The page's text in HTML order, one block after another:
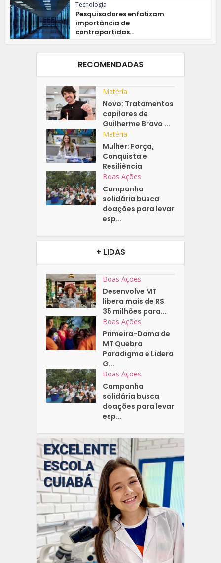
Tecnologia
Pesquisadores enfatizam
importância de
contrapartidas...
RECOMENDADAS
Matéria
Novo: Tratamentos
capilares de
Guilherme Bravo ...
Matéria
Mulher: Força,
Conquista e
Resiliência
Boas Ações
Campanha
solidária busca
doações para levar
esp...
+ LIDAS
Boas Ações
Desenvolve MT
libera mais de R$
35 milhões para...
Boas Ações
Primeira-Dama de
MT Quebra
Paradigma e Lidera
G...
Boas Ações
Campanha
solidária busca
doações para levar
esp...